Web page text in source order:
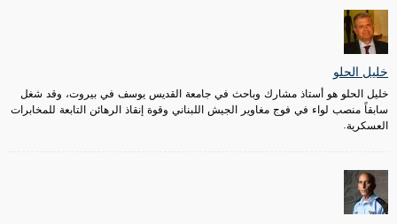
خليل الحلو
خليل الحلو هو أستاذ مشارك وباحث في جامعة القديس يوسف في بيروت، وقد شغل
سابقاً منصب لواء في فوج مغاوير الجيش اللبناني وقوة إنقاذ الرهائن التابعة للمخابرات
العسكرية.